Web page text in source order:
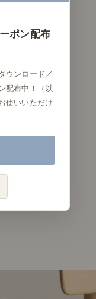
ポン配布
ウンロード／
配布中！（以
使いいただけ